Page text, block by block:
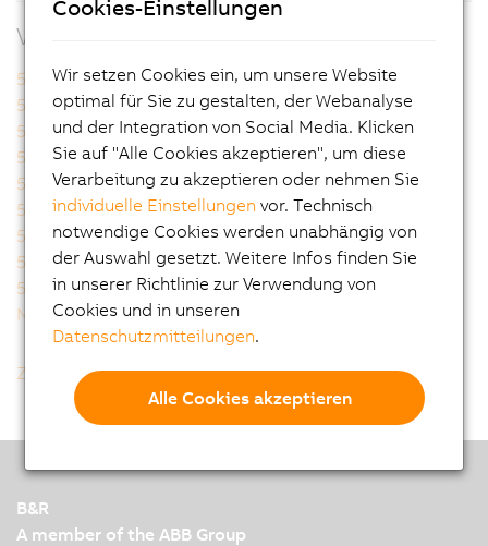
Verwandte Produkte
5A9000.73
5A9000.74
5A9000.75
5A9000.76
5A9000.D3
5A9000.D4
5A9000.D5
5A9000.D6
5A9000.D7
5AP92D.1505-I00
5AP92D.1906-I00
5AP93D.185B-B62
5AP93D.240C-B62
5AP99D.156B-B62
5AP99D.185B-B62
5AP99D.185C-B62
5AP99D.215C-B62
MAAP9XD.HY-ENG
MAAP9XD.HY-GER
Zurück zur Gesamtliste
B&R
A member of the ABB Group
Cookies-Einstellungen
Wir setzen Cookies ein, um unsere Website
optimal für Sie zu gestalten, der Webanalyse
und der Integration von Social Media. Klicken
Sie auf "Alle Cookies akzeptieren", um diese
Verarbeitung zu akzeptieren oder nehmen Sie
individuelle Einstellungen vor. Technisch
notwendige Cookies werden unabhängig von
der Auswahl gesetzt. Weitere Infos finden Sie
in unserer Richtlinie zur Verwendung von
Cookies und in unseren
Datenschutzmitteilungen.
Alle Cookies akzeptieren